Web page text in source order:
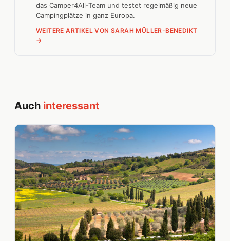
das Camper4All-Team und testet regelmäßig neue
Campingplätze in ganz Europa.
WEITERE ARTIKEL VON SARAH MÜLLER-BENEDIKT
→
Auch interessant